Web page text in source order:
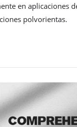
en aplicaciones
polvorientas.